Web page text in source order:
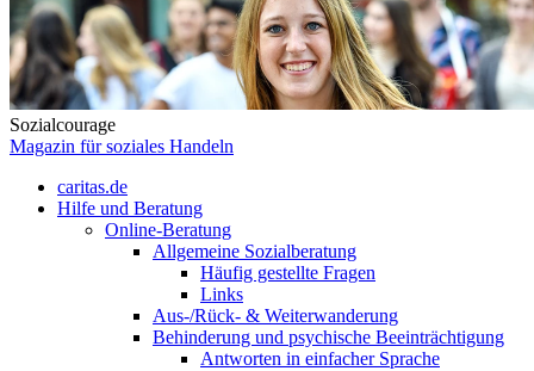
Sozialcourage
Magazin für soziales Handeln
caritas.de
Hilfe und Beratung
Online-Beratung
Allgemeine Sozialberatung
Häufig gestellte Fragen
Links
Aus-/Rück- & Weiterwanderung
Behinderung und psychische Beeinträchtigung
Antworten in einfacher Sprache